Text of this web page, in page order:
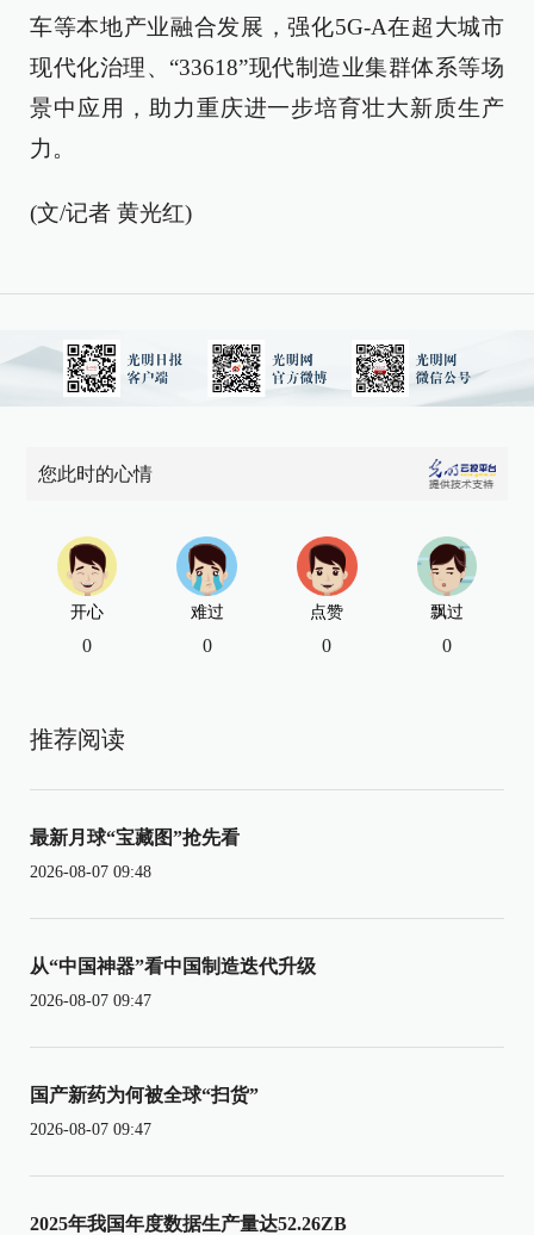
车等本地产业融合发展，强化5G-A在超大城市
现代化治理、“33618”现代制造业集群体系等场
景中应用，助力重庆进一步培育壮大新质生产
力。
(文/记者 黄光红)
您此时的心情
开心
0
难过
0
点赞
0
飘过
0
推荐阅读
最新月球“宝藏图”抢先看
2026-08-07 09:48
从“中国神器”看中国制造迭代升级
2026-08-07 09:47
国产新药为何被全球“扫货”
2026-08-07 09:47
2025年我国年度数据生产量达52.26ZB